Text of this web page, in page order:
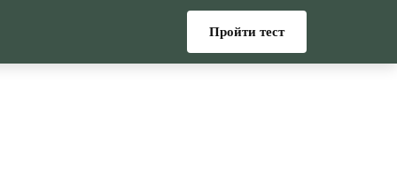
Пройти тест